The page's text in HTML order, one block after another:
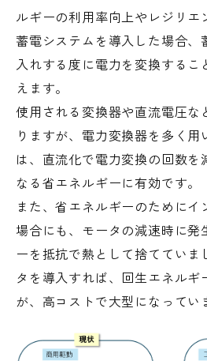
ルギーの利用率向上やレジリエ
蓄電システムを導入した場合、
入れする度に電力を変換するこ
えます。
使用される変換器や直流電圧な
りますが、電力変換器を多く
は、直流化で電力変換の回数を
なる省エネルギーに有効です。
また、省エネルギーのためにイ
場合にも、モータの減速時に発
ーを抵抗で熱として捨てていま
タを導入すれば、回生エネルギ
が、高コストで大型になってい